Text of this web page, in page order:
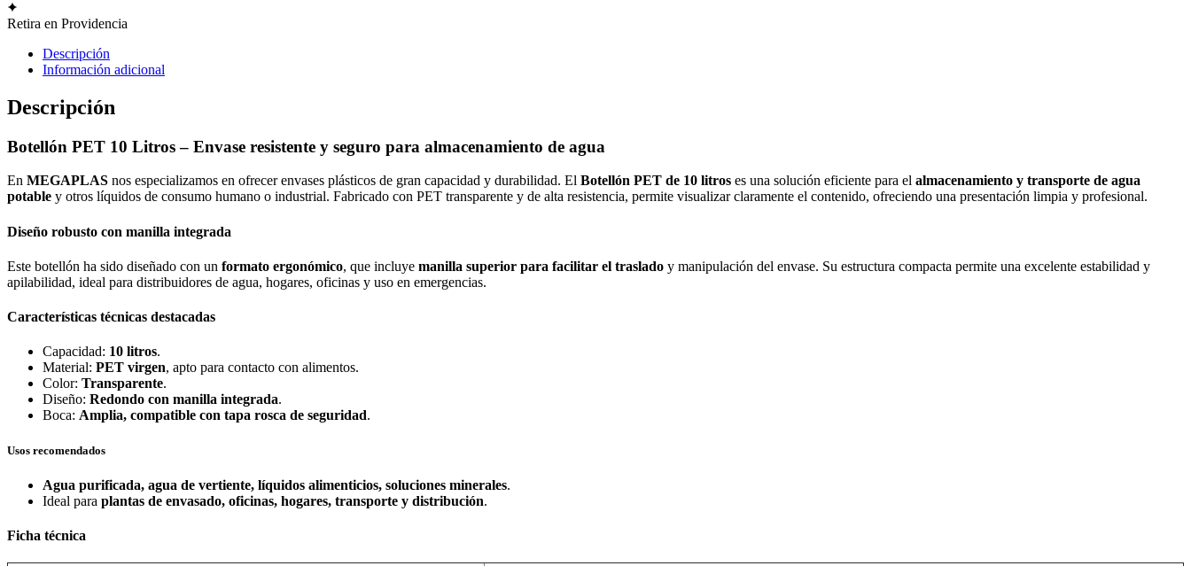
Retira en Providencia
Descripción
Información adicional
Descripción
Botellón PET 10 Litros – Envase resistente y seguro para almacenamiento de agua
En MEGAPLAS nos especializamos en ofrecer envases plásticos de gran capacidad y durabilidad. El Botellón PET de 10 litros es una solución eficiente para el almacenamiento y transporte de agua
potable y otros líquidos de consumo humano o industrial. Fabricado con PET transparente y de alta resistencia, permite visualizar claramente el contenido, ofreciendo una presentación limpia y profesional.
Diseño robusto con manilla integrada
Este botellón ha sido diseñado con un formato ergonómico, que incluye manilla superior para facilitar el traslado y manipulación del envase. Su estructura compacta permite una excelente estabilidad y
apilabilidad, ideal para distribuidores de agua, hogares, oficinas y uso en emergencias.
Características técnicas destacadas
Capacidad: 10 litros.
Material: PET virgen, apto para contacto con alimentos.
Color: Transparente.
Diseño: Redondo con manilla integrada.
Boca: Amplia, compatible con tapa rosca de seguridad.
Usos recomendados
Agua purificada, agua de vertiente, líquidos alimenticios, soluciones minerales.
Ideal para plantas de envasado, oficinas, hogares, transporte y distribución.
Ficha técnica